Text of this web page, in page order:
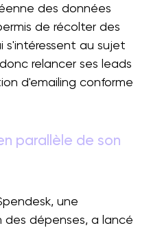
des données
de récolter des
s'intéressent au sujet
relancer ses leads
d'emailing conforme
parallèle de son
une
dépenses, a lancé